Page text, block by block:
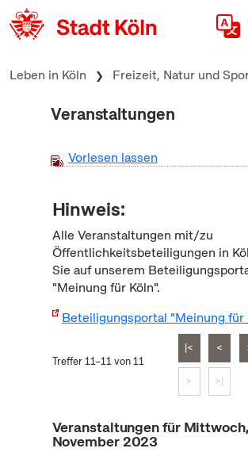
zum Inhalt springen
Leben in Köln Freizeit, Natur und
Veranstaltungen
Vorlesen lassen
Hinweis:
Alle Veranstaltungen mit/zu
Öffentlichkeitsbeteiligungen in
Sie auf unserem
"Meinung für Köln".
Beteiligungsportal "Meinung für
Treffer 11–11 von 11
|< <
> >|
Veranstaltungen für
November 2023